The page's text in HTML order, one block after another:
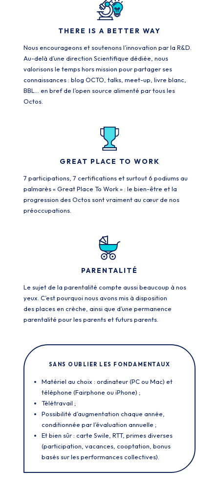
THERE IS A BETTER WAY
Nous encourageons et soutenons l’innovation par la R&D.
Au-delà d’une direction Scientifique dédiée, nous
valorisons le temps hors mission pour partager ses
connaissances : blog OCTO, talks, meet-up, livre blanc,
BBL… en bref de l’open source alimenté par tous les
Octos.
GREAT PLACE TO WORK
7 participations, 7 certifications et surtout 6 podiums au
palmarès « Great Place To Work » : le bien-être et la
progression des Octos sont vraiment au cœur de nos
préoccupations.
PARENTALITÉ
Le sujet de la parentalité compte aussi beaucoup à nos
yeux. C’est pourquoi nous avons mis à disposition
des places en crèche, ainsi que d’une permanence
parentalité pour les parents et futurs parents.
SANS OUBLIER LES FONDAMENTAUX
Matériel au choix : ordinateur (PC ou Mac) et
téléphone (Fairphone ou iPhone) ;
Télétravail ;
Possibilité d’augmentation chaque année,
conditionnée par l’évaluation annuelle ;
Et bien sûr : carte Swile, RTT, primes diverses
(participation, vacances, cooptation, bonus
basés sur les performances collectives).